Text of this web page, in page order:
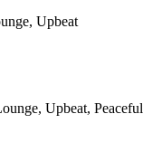
Upbeat
Upbeat, Peaceful